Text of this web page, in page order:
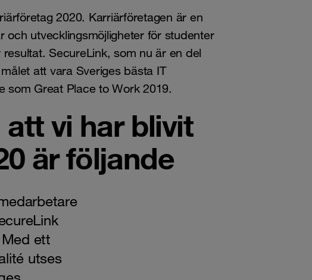
2020. Karriärföretagen är en
och utvecklingsmöjligheter för studenter
SecureLink, som nu är en del
att vara Sveriges bästa IT
som Great Place to Work 2019.
vi har blivit
är följande
ett
utses